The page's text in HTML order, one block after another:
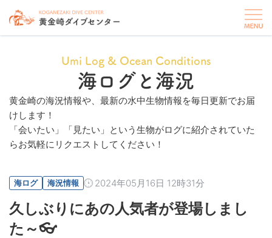
Umi Log & Ocean Conditions
海ログと海況
黄金崎の海況情報や、最新の水中生物情報を毎日更新でお届
けします！
「会いたい」「見たい」という生物がログに紹介されていた
らお気軽にリクエストしてください！
海ログ 海況情報 2024年05月16日 12時31分
久しぶりにあの人気者が登場しまし
た～👓